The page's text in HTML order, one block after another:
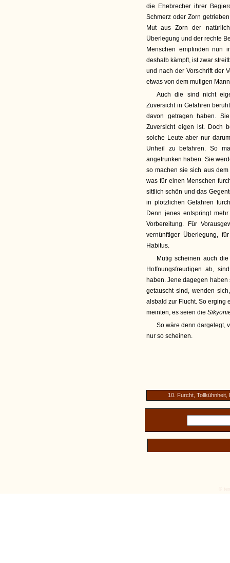
die Ehebrecher ihrer
Schmerz oder Zorn
Mut aus Zorn der
Überlegung und der rechte
Menschen empfinden nun
deshalb kämpft, ist zwar
und nach der Vorschrift der
etwas von dem mutigen
Auch die sind nicht
Zuversicht in Gefahren
davon getragen haben.
Zuversicht eigen ist. Doch
solche Leute aber nur
Unheil zu befahren. So
angetrunken haben. Sie
so machen sie sich aus
was für einen Menschen
sittlich schön und das
in plötzlichen Gefahren
Denn jenes entspringt
Vorbereitung. Für
vernünftiger Überlegung,
Habitus.
Mutig scheinen auch
Hoffnungsfreudigen ab,
haben. Jene dagegen
getauscht sind, wenden
alsbald zur Flucht. So erging
meinten, es seien die
So wäre denn dargelegt,
nur so scheinen.
10. Furcht, Tollkühnheit,